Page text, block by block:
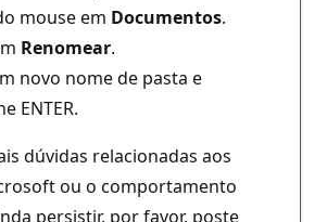
mouse em Documentos.
Renomear.
novo nome de pasta e
ENTER.
dúvidas relacionadas aos
ou o comportamento
persistir, por favor, poste